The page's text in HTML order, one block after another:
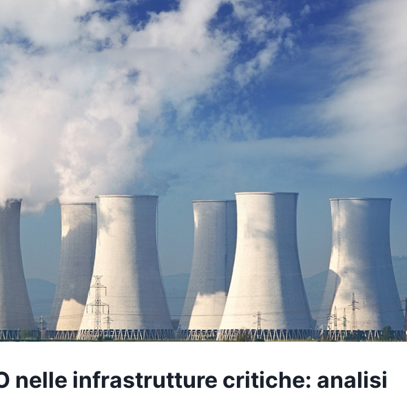
nelle infrastrutture critiche: analisi